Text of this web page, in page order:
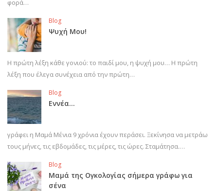
φορά…
Blog
Ψυχή Μου!
Η πρώτη λέξη κάθε γονιού: το παιδί μου, η ψυχή μου… Η πρώτη
λέξη που έλεγα συνέχεια από την πρώτη…
Blog
Εννέα…
γράφει η Μαμά Μένια 9 χρόνια έχουν περάσει. Ξεκίνησα να μετράω
τους μήνες, τις εβδομάδες, τις μέρες, τις ώρες. Σταμάτησα.…
Blog
Μαμά της Ογκολογίας σήμερα γράφω για
σένα